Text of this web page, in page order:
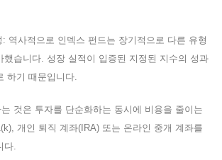
역사적으로 인덱스 펀드는 장기적으로 다른 유형
했습니다. 성장 실적이 입증된 지정된 지수의 성과
하기 때문입니다.
것은 투자를 단순화하는 동시에 비용을 줄이는
개인 퇴직 계좌(IRA) 또는 온라인 중개 계좌를
다.